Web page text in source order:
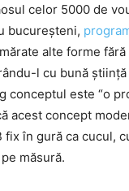
celor 5000 de
bucureșteni,
alte forme
l cu bună
conceptul este “o
acest concept
fix în gură ca cucul,
măsură.